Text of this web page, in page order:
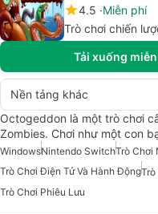
4.5 Miễn phí
Trò chơi chiến
Tải xuống
Nền tảng khác
Octogeddon là một trò chơi
Zombies. Chơi như một con
WindowsNintendo SwitchTrò Chơi
Trò Chơi Điện Tử Và Hành Động
Trò Chơi Phiêu Lưu